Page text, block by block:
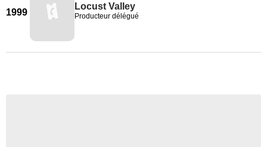
1999
Locust Valley
Producteur délégué